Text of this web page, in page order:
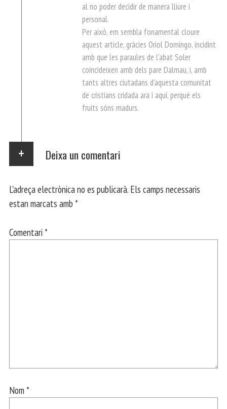
al no poder decidir de manera lliure i
personal.
Per aixó, em sembla fonamental cloure
aquest article, gràcies Oriol Domingo, incidint
amb que les paraules de l’abat Soler
coincideixen amb dels pare Dalmau, i, amb
tants altres ciutadans d’aquesta comunitat
de cristians cridada ara i aquí, perquè els
fruits sóns madurs.
Deixa un comentari
L'adreça electrònica no es publicarà. Els camps necessaris
estan marcats amb *
Comentari *
Nom *